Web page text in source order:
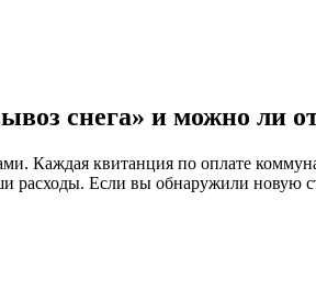
снега» и можно ли
Каждая квитанция по оплате
Если вы обнаружили новую